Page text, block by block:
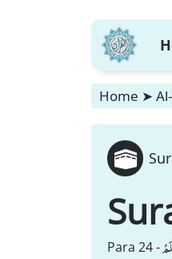
Home ➤
Para 24 -